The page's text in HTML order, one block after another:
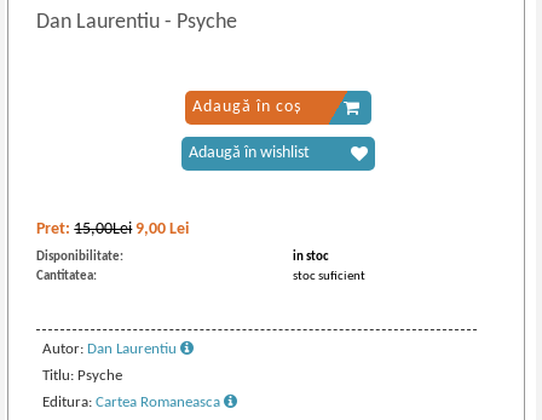
Dan Laurentiu- Psyche
Pret:15,00Lei 9,00 Lei
Disponibilitate:
in stoc
Cantitatea:
stoc suficient
Autor:Dan Laurentiu
Titlu: Psyche
Editura:Cartea Romaneasca
Adaugă în coș
Adaugă în wishlist